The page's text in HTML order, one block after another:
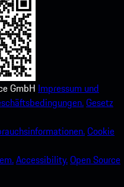
GmbH Impressum und
Gesetz
Cookie
Accessibility.Open Source